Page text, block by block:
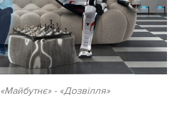
- «Дозвілля»